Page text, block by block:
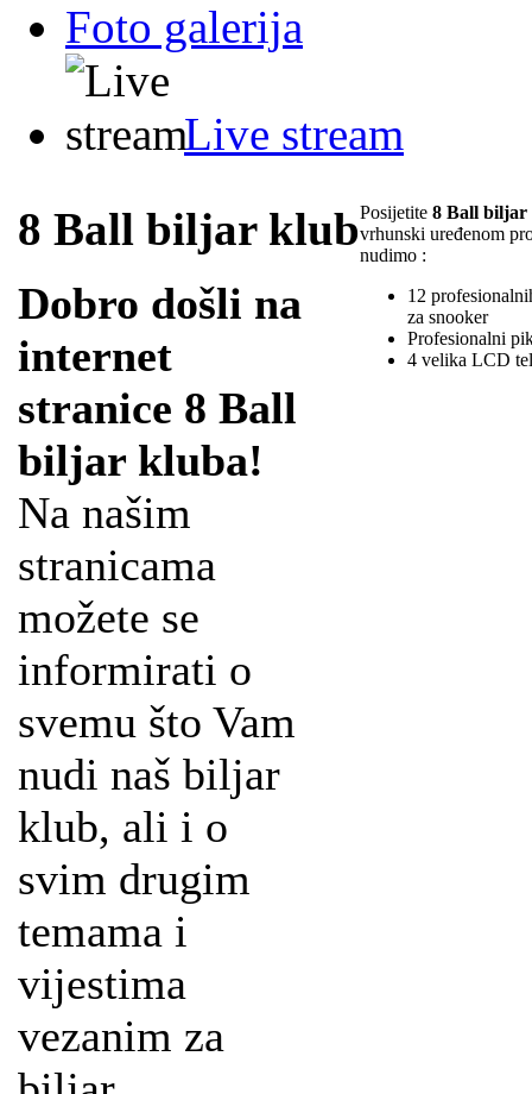
Foto galerija
Live stream
8 Ball biljar klub
Dobro došli na
internet
stranice 8 Ball
biljar kluba!
Na našim
stranicama
možete se
informirati o
svemu što Vam
nudi naš biljar
klub, ali i o
svim drugim
temama i
vijestima
vezanim za
Posijetite 8 Ball biljar
vrhunski uređenom
nudimo :
12
za snooker
Profesionalni
4 velika LCD